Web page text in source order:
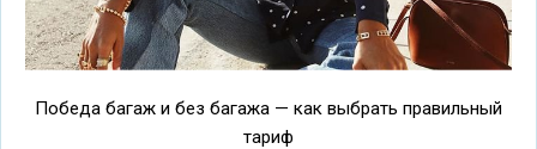
Победа багаж и без багажа — как выбрать правильный
тариф